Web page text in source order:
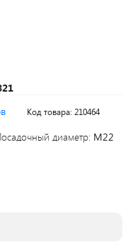
Код товара: 210464
диаметр: M22